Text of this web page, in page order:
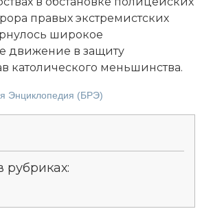
история
дисциплины
правых экстремистских
широкое
движение в защиту
католического меньшинства.
Энциклопедия (БРЭ)
рубриках: